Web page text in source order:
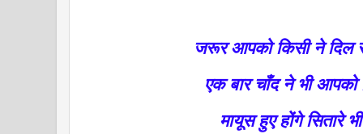
जरूर आपको किसी ने दिल
एक बार चाँद ने भी आपको
मायूस हुए होंगे सितारे